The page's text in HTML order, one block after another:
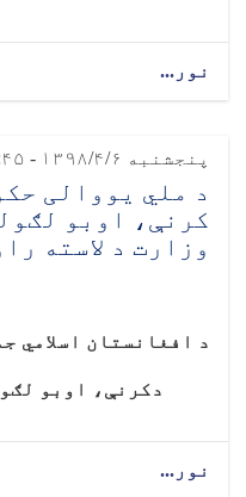
نور...
پنجشنبه ۱۳۹۸/۴/۶ - ۱۲:۴۵
د ملي یووالی
کرنې، اوبو
وزارت د لاسته
د افغانستان اسلامي
دکرنې، اوبو
نور...